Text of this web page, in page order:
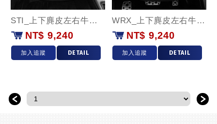
STI_上下麂皮左右牛皮(紅環)款
NT$ 9,240
加入追蹤 DETAIL
WRX_上下麂皮左右牛皮(紅環)款
NT$ 9,240
加入追蹤 DETAIL
＜ ＞